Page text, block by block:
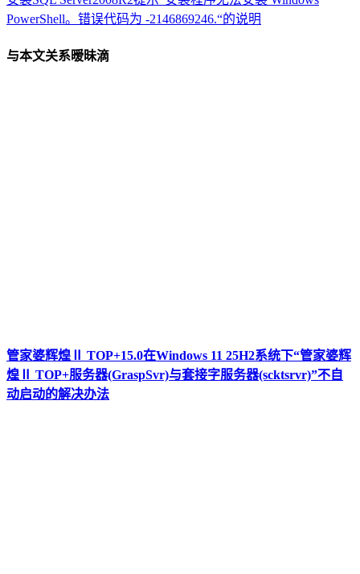
PowerShell。错误代码为 -2146869246.“的说明
与本文关系暧昧滴
管家婆辉煌Ⅱ TOP+15.0在Windows 11 25H2系统下“管家婆辉
煌Ⅱ TOP+服务器(GraspSvr)与套接字服务器(scktsrvr)”不自
动启动的解决办法